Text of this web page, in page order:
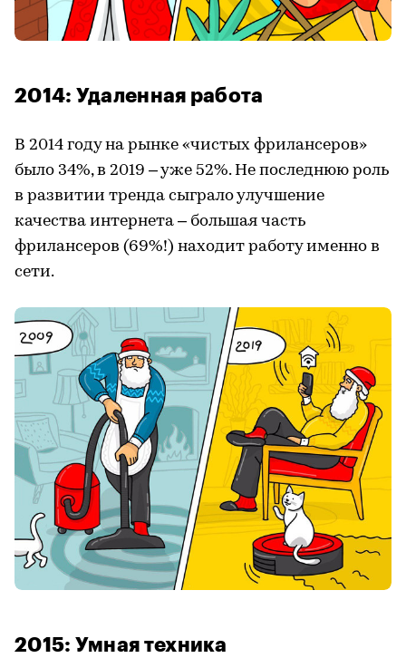
2014: Удаленная работа
В 2014 году на рынке «чистых фрилансеров»
было 34%, в 2019 – уже 52%. Не последнюю роль
в развитии тренда сыграло улучшение
качества интернета – большая часть
фрилансеров (69%!) находит работу именно в
сети.
2015: Умная техника